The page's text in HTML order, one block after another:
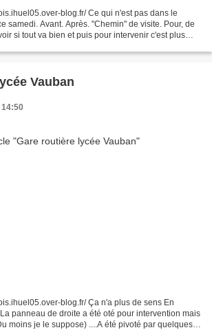
blog.fr/ Ce qui n'est pas dans le
samedi. Avant. Après. "Chemin" de visite. Pour, de
si tout va bien et puis pour intervenir c'est plus
Vauban
14:50
blog.fr/ Ça n'a plus de sens En
panneau de droite a été oté pour intervention mais
moins je le suppose) ....A été pivoté par quelques